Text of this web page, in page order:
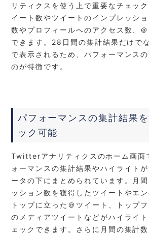
リティクスを使う上で重要なチェッ
イート数やツイートのインプレッシ
数やプロフィールへのアクセス数、
できます。28日間の集計結果だけで
で表示されるため、パフォーマン ス
のが特徴です。
パフォーマンスの集計結果
ック可能
Twitterアナリティクスのホーム画面
ォーマンスの集計結果やハイライト
ータの下にまとめられています。月
ッション数を獲得したツイートやエ
トップに立った＠ツイート、トップ
のメディアツイートなどがハイライ
ェックできます。さらに月間の集計